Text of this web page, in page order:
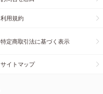
利用規約
特定商取引法に基づく表示
サイトマップ